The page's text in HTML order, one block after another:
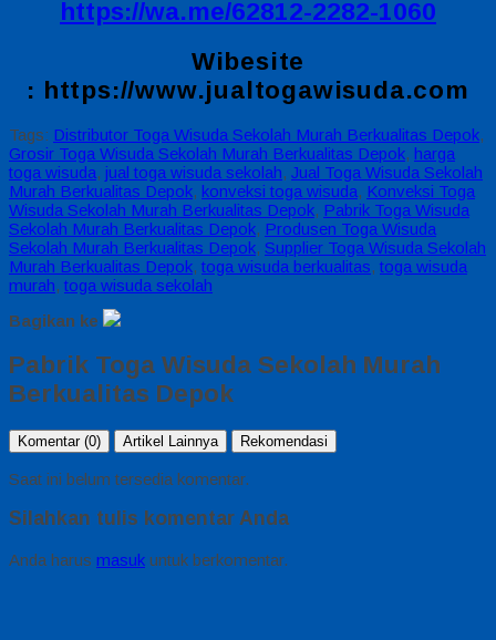
https://wa.me/62812-2282-1060
Wibesite
: https://www.jualtogawisuda.com
Tags: Distributor Toga Wisuda Sekolah Murah Berkualitas Depok,
Grosir Toga Wisuda Sekolah Murah Berkualitas Depok, harga
toga wisuda, jual toga wisuda sekolah, Jual Toga Wisuda Sekolah
Murah Berkualitas Depok, konveksi toga wisuda, Konveksi Toga
Wisuda Sekolah Murah Berkualitas Depok, Pabrik Toga Wisuda
Sekolah Murah Berkualitas Depok, Produsen Toga Wisuda
Sekolah Murah Berkualitas Depok, Supplier Toga Wisuda Sekolah
Murah Berkualitas Depok, toga wisuda berkualitas, toga wisuda
murah, toga wisuda sekolah
Bagikan ke
Pabrik Toga Wisuda Sekolah Murah
Berkualitas Depok
Komentar (0) Artikel Lainnya Rekomendasi
Saat ini belum tersedia komentar.
Silahkan tulis komentar Anda
Anda harus masuk untuk berkomentar.